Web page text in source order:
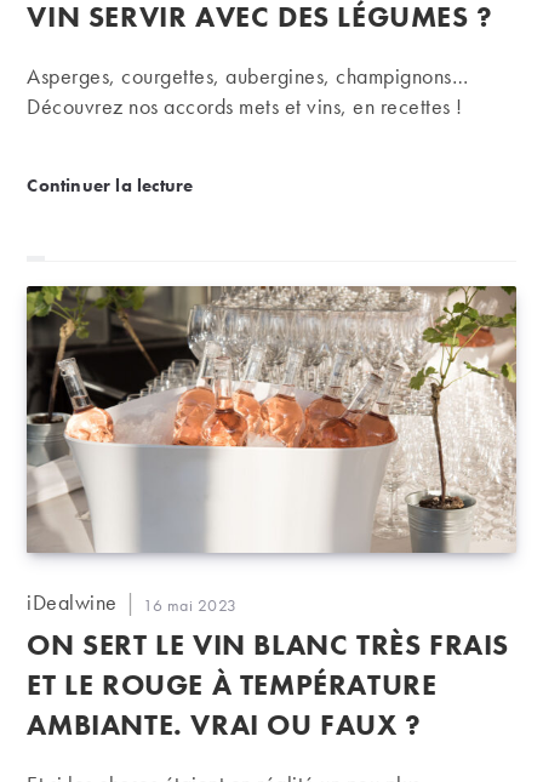
publication :
VIN SERVIR AVEC DES LÉGUMES ?
Asperges, courgettes, aubergines, champignons…
Découvrez nos accords mets et vins, en recettes !
Continuer la lectureAccords mets et vins : quel vin servir avec des
Auteur/autrice
la
publication :
iDealwine
Publication
publiée :
16 mai 2023
ON SERT LE VIN BLANC TRÈS FRAIS
ET LE ROUGE À TEMPÉRATURE
AMBIANTE. VRAI OU FAUX ?